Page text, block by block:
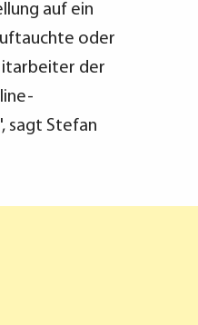
auf ein
oder
der
sagt Stefan